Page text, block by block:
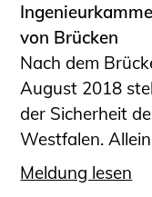
von Brücken
Nach dem
August 2018
der Sicherheit
Westfalen.
Meldung lesen